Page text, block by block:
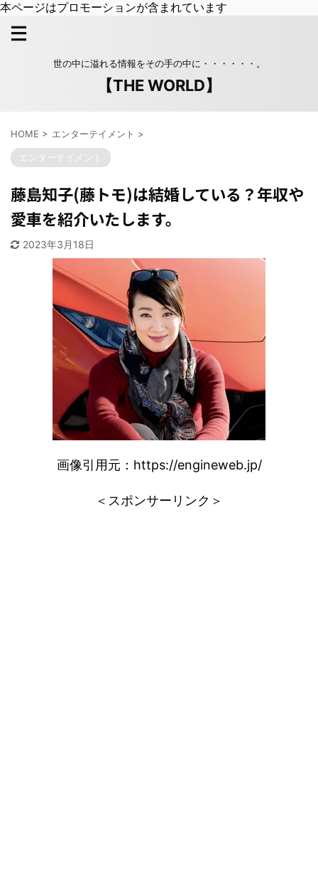
本ページはプロモーションが含まれています
世の中に溢れる情報をその手の中に・・・・・・。
【THE WORLD】
HOME > エンターテイメント >
エンターテイメント
藤島知子(藤トモ)は結婚している？年収や
愛車を紹介いたします。
2023年3月18日
画像引用元：https://engineweb.jp/
＜スポンサーリンク＞